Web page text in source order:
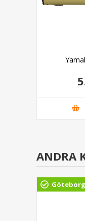
ANDRA
Göteborg